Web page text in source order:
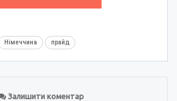
Німеччина прайд
Залишити коментар